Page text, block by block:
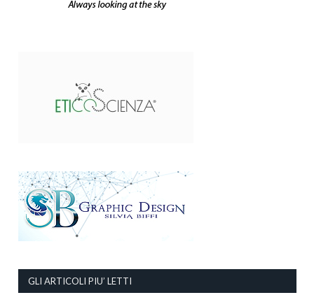
GLI ARTICOLI PIU’ LETTI